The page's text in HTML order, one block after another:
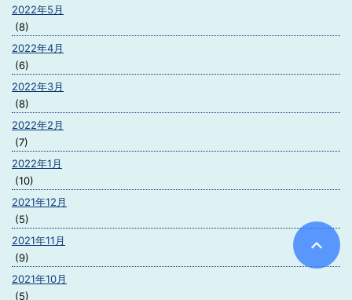
2022年5月
(8)
2022年4月
(6)
2022年3月
(8)
2022年2月
(7)
2022年1月
(10)
2021年12月
(5)
2021年11月
(9)
2021年10月
(5)